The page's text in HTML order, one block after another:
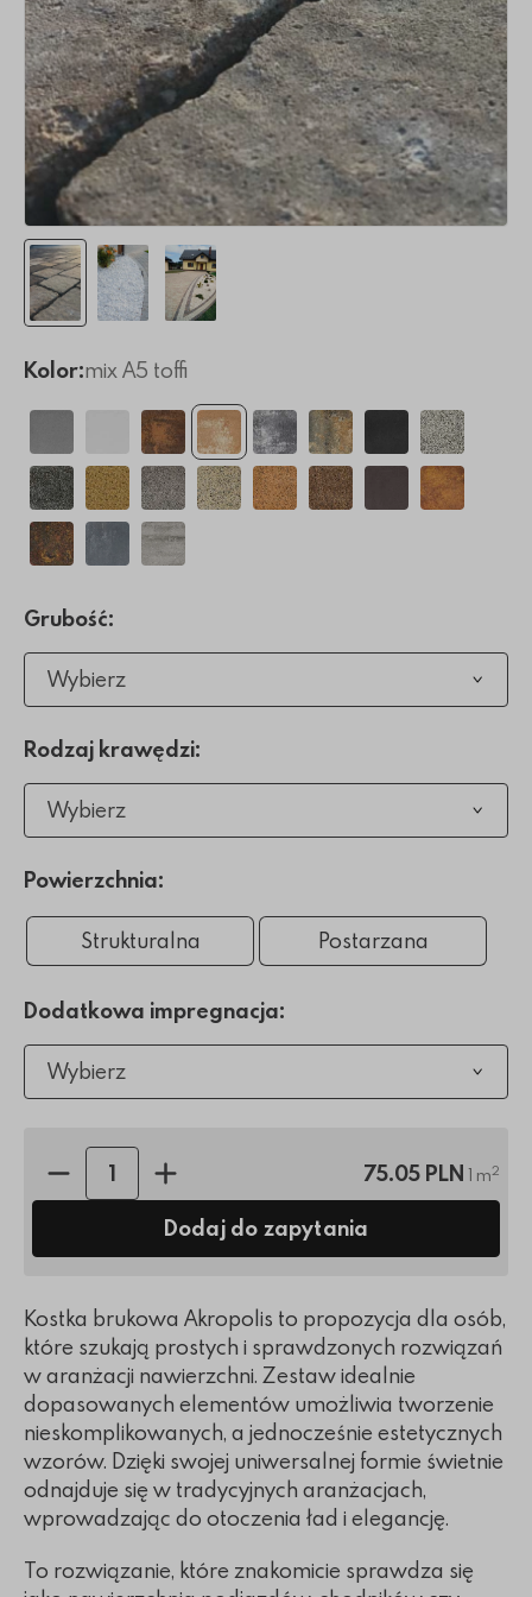
Kolor:mix A5 toffi
Grubość:
Wybierz
Rodzaj krawędzi:
Wybierz
Powierzchnia:
Strukturalna Postarzana
Dodatkowa impregnacja:
Wybierz
Ilość sztuk: 75.05 PLN 1 m2
Dodaj do zapytania
Kostka brukowa Akropolis to propozycja dla osób,
które szukają prostych i sprawdzonych rozwiązań
w aranżacji nawierzchni. Zestaw idealnie
dopasowanych elementów umożliwia tworzenie
nieskomplikowanych, a jednocześnie estetycznych
wzorów. Dzięki swojej uniwersalnej formie świetnie
odnajduje się w tradycyjnych aranżacjach,
wprowadzając do otoczenia ład i elegancję.
To rozwiązanie, które znakomicie sprawdza się